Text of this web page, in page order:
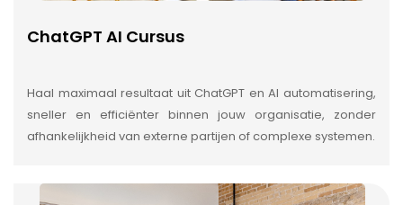
ChatGPT AI Cursus
Haal maximaal resultaat uit ChatGPT en AI automatisering,
sneller en efficiënter binnen jouw organisatie, zonder
afhankelijkheid van externe partijen of complexe systemen.